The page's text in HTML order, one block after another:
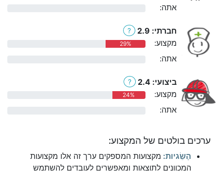
אתה:
חברתי: 2.9 ?
מקצוע: 29%
אתה:
ביצועי: 2.4 ?
מקצוע: 24%
אתה:
ערכים בולטים של המקצוע:
הֶשֵׂגיות: מקצועות המספקים ערך זה אלו מקצועות
המכוונים לתוצאות ומאפשרים לעובדים להשתמש